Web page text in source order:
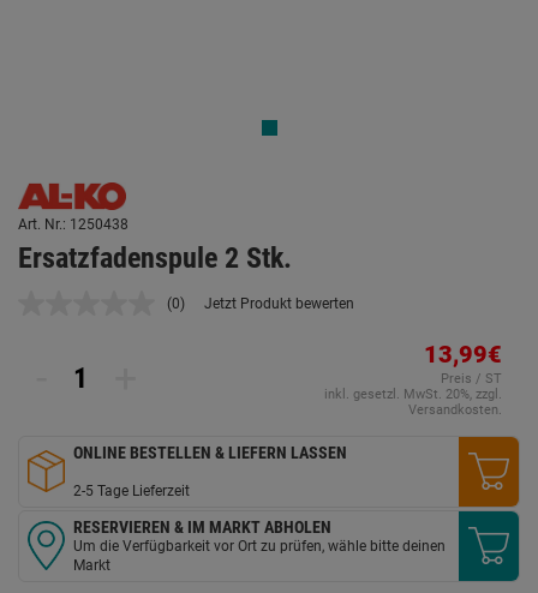
Art. Nr.: 1250438
Ersatzfadenspule 2 Stk.
Kein
(0) Jetzt Produkt bewerten
13,99€
Preis / ST
inkl. gesetzl. MwSt. 20%, zzgl.
Versandkosten.
ONLINE BESTELLEN & LIEFERN LASSEN
2-5 Tage Lieferzeit
RESERVIEREN & IM MARKT ABHOLEN
Um die Verfügbarkeit vor Ort zu prüfen, wähle bitte deinen
Markt